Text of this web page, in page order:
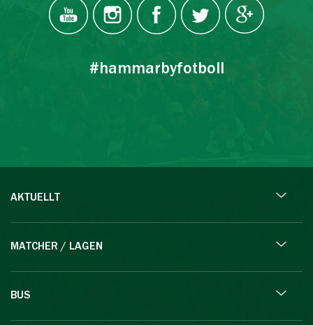
#hammarbyfotboll
AKTUELLT
MATCHER / LAGEN
BUS